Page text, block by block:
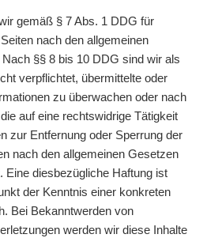
gemäß § 7 Abs. 1 DDG für
nach den allgemeinen
§§ 8 bis 10 DDG sind wir als
verpflichtet, übermittelte oder
zu überwachen oder nach
auf eine rechtswidrige Tätigkeit
zur Entfernung oder Sperrung der
nach den allgemeinen Gesetzen
Eine diesbezügliche Haftung ist
der Kenntnis einer konkreten
Bei Bekanntwerden von
werden wir diese Inhalte